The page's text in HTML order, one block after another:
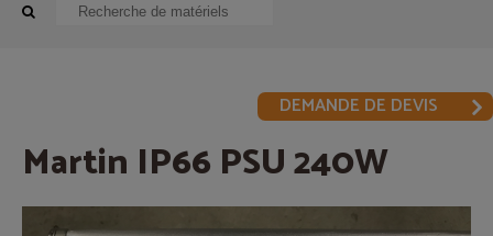
DEMANDE DE DEVIS
Martin IP66 PSU 240W